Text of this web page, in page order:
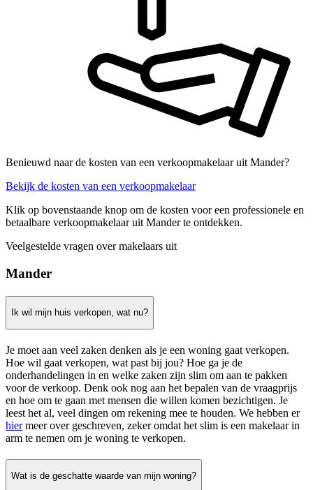
Benieuwd naar de kosten van een verkoopmakelaar uit Mander?
Bekijk de kosten van een verkoopmakelaar
Klik op bovenstaande knop om de kosten voor een professionele en
betaalbare verkoopmakelaar uit Mander te ontdekken.
Veelgestelde vragen over makelaars uit
Mander
Ik wil mijn huis verkopen, wat nu?
Je moet aan veel zaken denken als je een woning gaat verkopen.
Hoe wil gaat verkopen, wat past bij jou? Hoe ga je de
onderhandelingen in en welke zaken zijn slim om aan te pakken
voor de verkoop. Denk ook nog aan het bepalen van de vraagprijs
en hoe om te gaan met mensen die willen komen bezichtigen. Je
leest het al, veel dingen om rekening mee te houden. We hebben er
hiermeer over geschreven, zeker omdat het slim is een makelaar in
arm te nemen om je woning te verkopen.
Wat is de geschatte waarde van mijn woning?